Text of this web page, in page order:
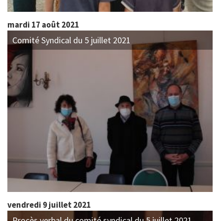
mardi 17 août 2021
Comité Syndical du 5 juillet 2021
vendredi 9 juillet 2021